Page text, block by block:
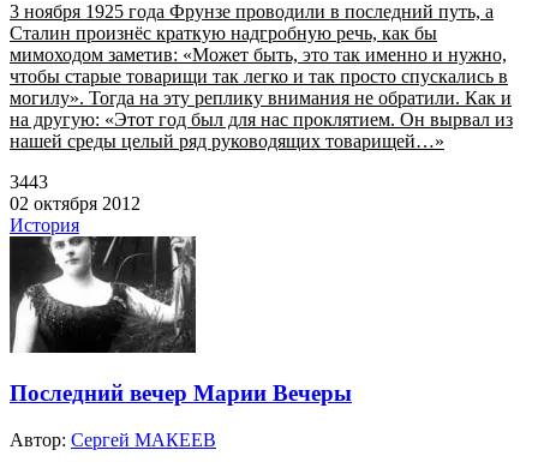
3 ноября 1925 года Фрунзе проводили в последний путь, а
Сталин произнёс краткую надгробную речь, как бы
мимоходом заметив: «Может быть, это так именно и нужно,
чтобы старые товарищи так легко и так просто спускались в
могилу». Тогда на эту реплику внимания не обратили. Как и
на другую: «Этот год был для нас проклятием. Он вырвал из
нашей среды целый ряд руководящих товарищей…»
3443
02 октября 2012
История
Последний вечер Марии Вечеры
Автор: Сергей МАКЕЕВ